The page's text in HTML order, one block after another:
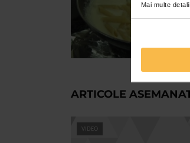
Mai multe detalii
ARTICOLE
VIDEO